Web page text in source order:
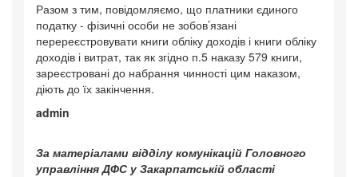
Разом з тим, повідомляємо, що платники єдиного
податку - фізичні особи не зобов’язані
перереєстровувати книги обліку доходів і книги обліку
доходів і витрат, так як згідно п.5 наказу 579 книги,
зареєстровані до набрання чинності цим наказом,
діють до їх закінчення.
admin
За матеріалами відділу комунікацій Головного
управління ДФС у Закарпатській області